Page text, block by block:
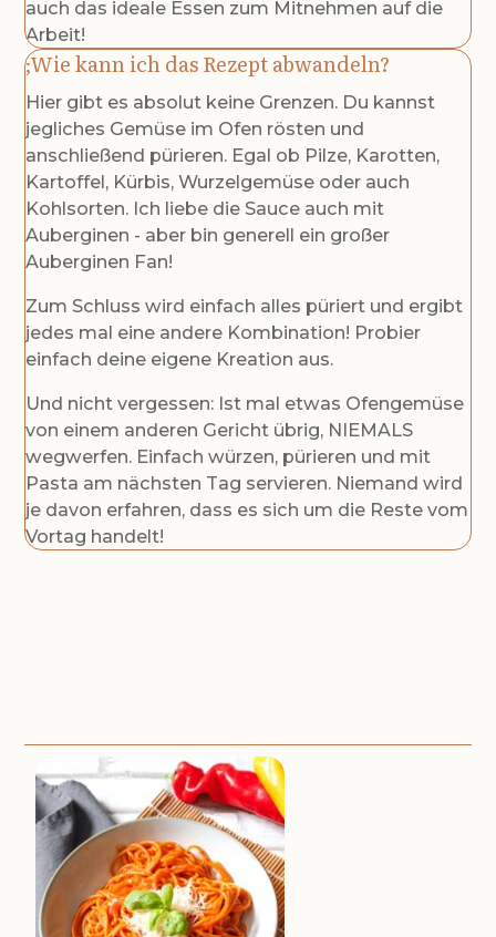
auch das ideale Essen zum Mitnehmen auf die
Arbeit!
Wie kann ich das Rezept abwandeln?
Hier gibt es absolut keine Grenzen. Du kannst
jegliches Gemüse im Ofen rösten und
anschließend pürieren. Egal ob Pilze, Karotten,
Kartoffel, Kürbis, Wurzelgemüse oder auch
Kohlsorten. Ich liebe die Sauce auch mit
Auberginen - aber bin generell ein großer
Auberginen Fan!
Zum Schluss wird einfach alles püriert und ergibt
jedes mal eine andere Kombination! Probier
einfach deine eigene Kreation aus.
Und nicht vergessen: Ist mal etwas Ofengemüse
von einem anderen Gericht übrig, NIEMALS
wegwerfen. Einfach würzen, pürieren und mit
Pasta am nächsten Tag servieren. Niemand wird
je davon erfahren, dass es sich um die Reste vom
Vortag handelt!